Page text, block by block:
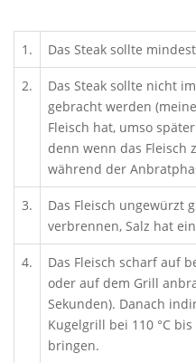
1. Das Steak sollte
2.
Das Steak sollte nicht
gebracht werden
Fleisch hat, umso
denn wenn das Fleisch
während der
3.
Das Fleisch ungewürzt
verbrennen, Salz hat
4.
Das Fleisch scharf auf
oder auf dem Grill
Sekunden). Danach
Kugelgrill bei 110 °C
bringen.